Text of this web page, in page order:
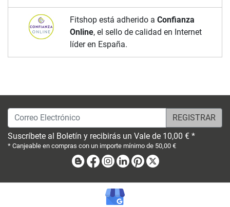
Fitshop está adherido a Confianza
Online, el sello de calidad en Internet
líder en España.
Correo Electrónico
Suscríbete al Boletín y recibirás un Vale de 10,00 € *
* Canjeable en compras con un importe mínimo de 50,00 €
BlogFacebook
Instagram
LinkedinPinterest